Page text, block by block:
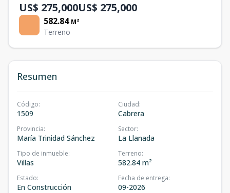
US$ 275,000US$ 275,000
582.84 M²
Terreno
Resumen
Código:
1509
Ciudad:
Cabrera
Provincia:
María Trinidad Sánchez
Sector:
La Llanada
Tipo de inmueble:
Villas
Terreno:
582.84 m²
Estado:
En Construcción
Fecha de entrega:
09-2026